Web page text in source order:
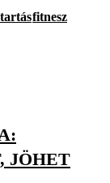
fitnesz
JÖHET